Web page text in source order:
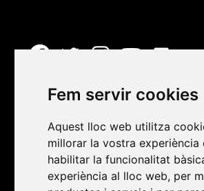
Fem servir cookies
Aquest lloc web utilitza
millorar la vostra
habilitar la funcionalitat
experiència al lloc web, per